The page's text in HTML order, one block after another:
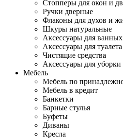
Стопперы для окон и
Ручки дверные
Флаконы для духов и
Шкуры натуральные
Аксессуары для
Аксессуары для туалета
Чистящие средства
Аксессуары для уборки
Мебель
Мебель по
Мебель в кредит
Банкетки
Барные стулья
Буфеты
Диваны
Кресла